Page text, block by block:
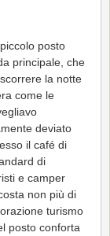
posto
principale, che
la notte
come le
deviato
il café di
di
e camper
non più di
turismo
posto conforta